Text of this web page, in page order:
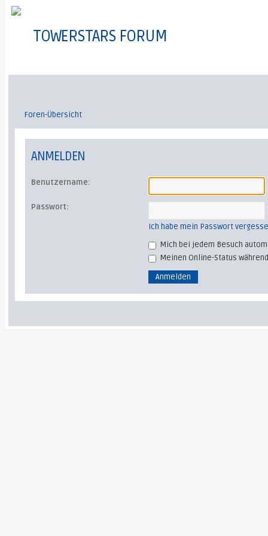
TOWERSTARS FORUM
Foren-Übersicht
ANMELDEN
Benutzername:
Passwort:
Ich habe mein Passwort
Mich bei jedem Besuch
Meinen Online-Status